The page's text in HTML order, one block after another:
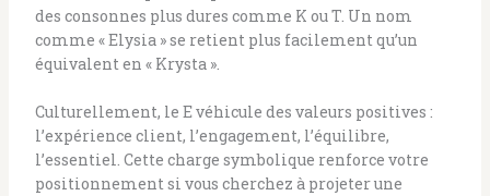
des consonnes plus dures comme K ou T. Un nom
comme « Elysia » se retient plus facilement qu’un
équivalent en « Krysta ».
Culturellement, le E véhicule des valeurs positives :
l’expérience client, l’engagement, l’équilibre,
l’essentiel. Cette charge symbolique renforce votre
positionnement si vous cherchez à projeter une